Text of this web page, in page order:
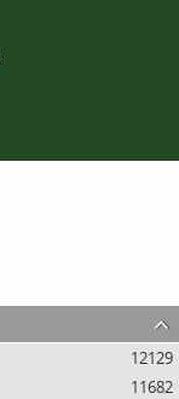
12129
11682